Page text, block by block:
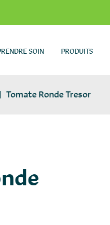
SOIN PRODUITS
| Tomate Ronde Tresor